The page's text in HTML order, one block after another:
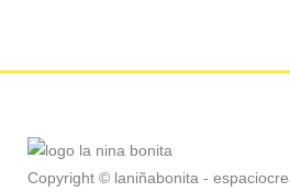
Copyright © laniñabonita -